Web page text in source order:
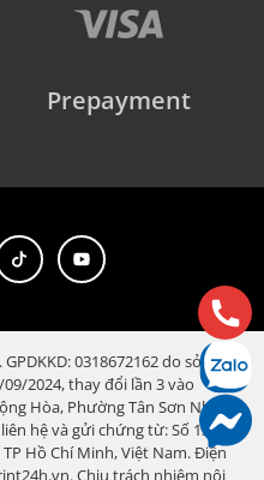
Prepayment
0318672162 do sở KH
2024, thay đổi lần 3 vào
Hòa, Phường Tân Sơn Nhất,
hệ và gửi chứng từ: Số 130
Hồ Chí Minh, Việt Nam. Điện
Chịu trách nhiệm nội